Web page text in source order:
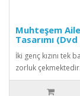
Muhteşem
Tasarımı
İki genç kızını
zorluk